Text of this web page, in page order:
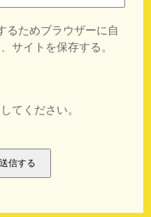
るためブラウザーに自
サイトを保存する。
てください。